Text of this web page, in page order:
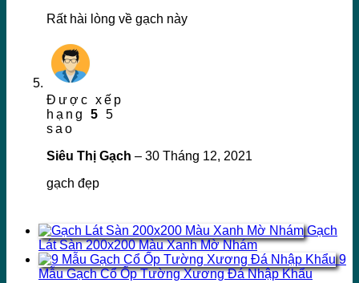
Rất hài lòng về gạch này
Được xếp
hạng 5 5
sao
Siêu Thị Gạch – 30 Tháng 12, 2021
gạch đẹp
Gạch
Lát Sàn 200x200 Màu Xanh Mờ Nhám
9
Mẫu Gạch Cổ Ốp Tường Xương Đá Nhập Khẩu